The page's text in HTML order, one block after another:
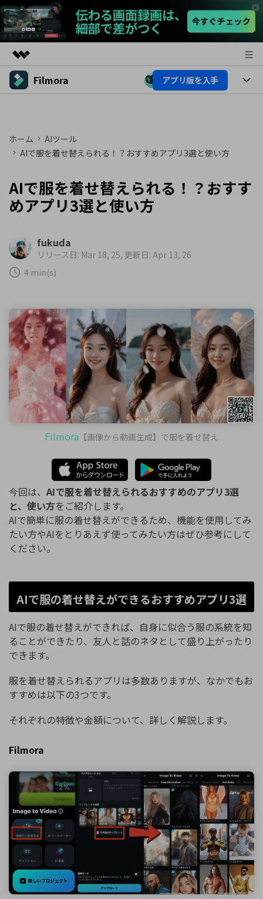
製品
ソリューション
企業情報
サポート
Filmora アプリ版を入手
プラットフォーム
製品機能
AI機能
AIヒント
Filmoraのユーザー層
動画編集関連知識
サポート
ブランド紹介
購入する
検索
ホーム
AIツール
AIで服を着せ替えられる！？おすすめアプリ3選と使い方
AIで服を着せ替えられる！？おすす
めアプリ3選と使い方
fukuda
リリース日: Mar 18, 25, 更新日: Apr 13, 26
4 min(s)
Filmora 【画像から動画生成】で服を着せ替え
今回は、AIで服を着せ替えられるおすすめのアプリ3選
と、使い方をご紹介します。
AIで簡単に服の着せ替えができるため、機能を使用してみ
たい方やAIをとりあえず使ってみたい方はぜひ参考にして
ください。
AIで服の着せ替えができるおすすめアプリ3選
AIで服の着せ替えができれば、自身に似合う服の系統を知
ることができたり、友人と話のネタとして盛り上がったり
できます。
服を着せ替えられるアプリは多数ありますが、なかでもお
すすめは以下の3つです。
それぞれの特徴や金額について、詳しく解説します。
Filmora